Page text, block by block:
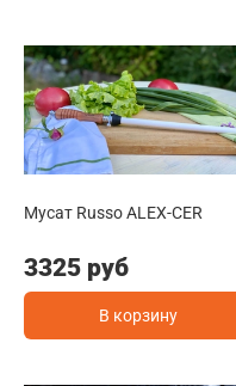
Мусат Russo ALEX-CER
3325 руб
В корзину